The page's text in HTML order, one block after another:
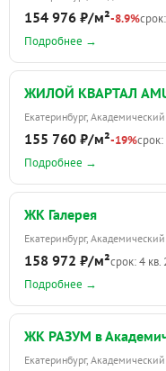
154 976 ₽/м²-8.9%
Подробнее →
ЖИЛОЙ КВАРТАЛ
Екатеринбург,
155 760 ₽/м²-19%
Подробнее →
ЖК Галерея
Екатеринбург,
158 972 ₽/м²срок: 4 кв.
Подробнее →
ЖК РАЗУМ в
Екатеринбург,